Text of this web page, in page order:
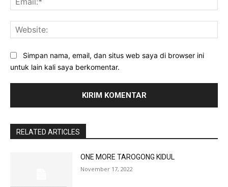
Simpan nama, email, dan situs web saya di browser ini
untuk lain kali saya berkomentar.
RELATED ARTICLES
ONE MORE TAROGONG KIDUL
November 17, 2022